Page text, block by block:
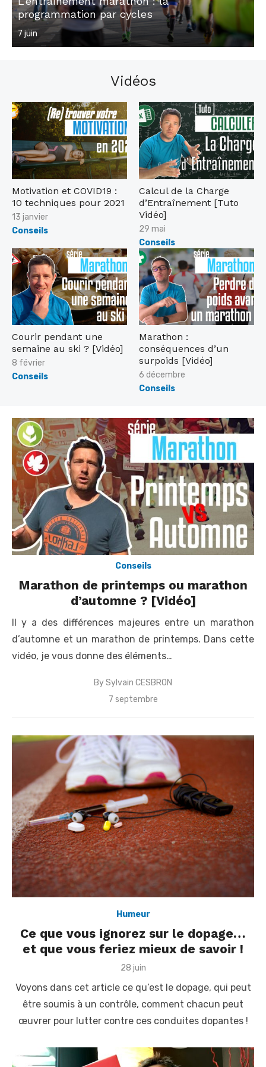
programmation par cycles
P
o
d
o
7 juin
Vidéos
Motivation et COVID19 :
10 techniques pour 2021
P
o
t
e
d
o
n
13 janvier
Conseils
Calcul de la Charge
d’Entraînement [Tuto
Vidéo]
P
o
s
t
e
d
o
n
29 mai
Conseils
Courir pendant une
semaine au ski ? [Vidéo]
P
o
d
o
n
8 février
Conseils
Marathon :
conséquences d’un
surpoids [Vidéo]
P
o
e
d
6 décembre
Conseils
Conseils
Marathon de printemps ou marathon
d’automne ? [Vidéo]
Il y a des différences majeures entre un marathon
d’automne et un marathon de printemps. Dans cette
vidéo, je vous donne des éléments…
BySylvain CESBRON
P
e
d
o
7 septembre
Humeur
Ce que vous ignorez sur le dopage…
et que vous feriez mieux de savoir !
P
s
e
d
28 juin
Voyons dans cet article ce qu’est le dopage, qui peut
être soumis à un contrôle, comment chacun peut
œuvrer pour lutter contre ces conduites dopantes !